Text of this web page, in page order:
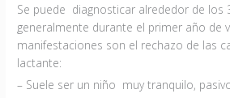
Se puede diagnosticar alrededor de los
generalmente durante el primer año de
manifestaciones son el rechazo de las
lactante:
– Suele ser un niño muy tranquilo,